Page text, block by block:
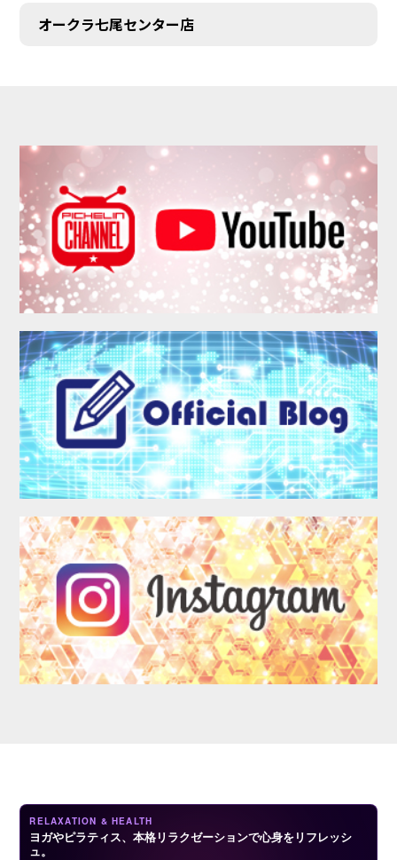
オークラ七尾センター店
RELAXATION & HEALTH
ヨガやピラティス、本格リラクゼーションで心身をリフレッシ
ュ。